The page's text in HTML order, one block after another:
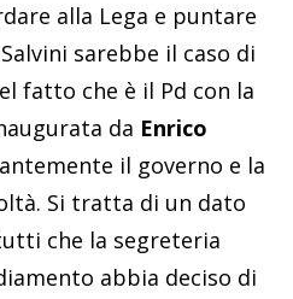
alla Lega e puntare
sarebbe il caso di
fatto che è il Pd con la
da Enrico
il governo e la
Si tratta di un dato
che la segreteria
abbia deciso di